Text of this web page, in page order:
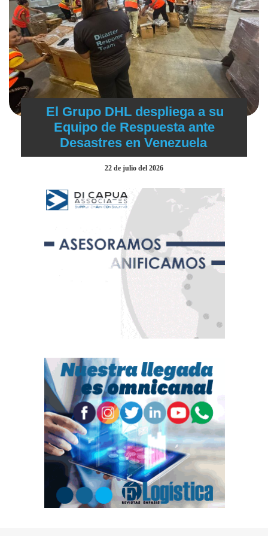
El Grupo DHL despliega a su
Equipo de Respuesta ante
Desastres en Venezuela
22 de julio del 2026